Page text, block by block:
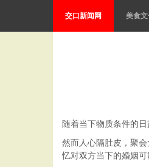
交口新闻网 美食
随着当下物质条件的
然而人心隔肚皮，聚
忆对双方当下的婚姻可